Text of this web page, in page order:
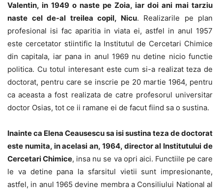
Valentin, in 1949 o naste pe Zoia, iar doi ani mai tarziu
naste cel de-al treilea copil, Nicu. Realizarile pe plan
profesional isi fac aparitia in viata ei, astfel in anul 1957
este cercetator stiintific la Institutul de Cercetari Chimice
din capitala, iar pana in anul 1969 nu detine nicio functie
politica. Cu totul interesant este cum si-a realizat teza de
doctorat, pentru care se inscrie pe 20 martie 1964, pentru
ca aceasta a fost realizata de catre profesorul universitar
doctor Osias, tot ce ii ramane ei de facut fiind sa o sustina.
Inainte ca Elena Ceausescu sa isi sustina teza de doctorat
este numita, in acelasi an, 1964, director al Institutului de
Cercetari Chimice, insa nu se va opri aici. Functiile pe care
le va detine pana la sfarsitul vietii sunt impresionante,
astfel, in anul 1965 devine membra a Consiliului National al